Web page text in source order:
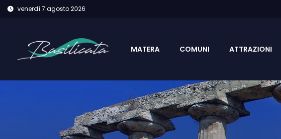
venerdì 7 agosto 2026
MATERA COMUNI ATTRAZIONI